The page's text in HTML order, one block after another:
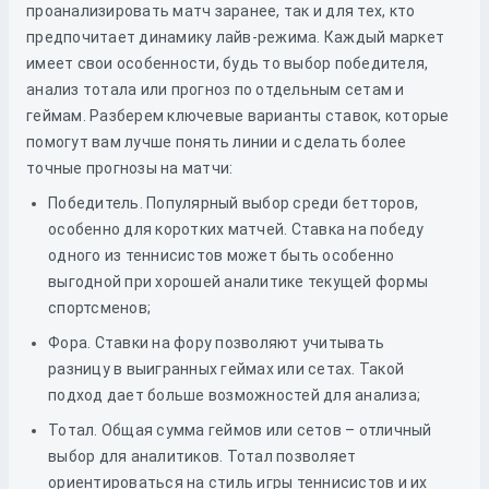
проанализировать матч заранее, так и для тех, кто
предпочитает динамику лайв-режима. Каждый маркет
имеет свои особенности, будь то выбор победителя,
анализ тотала или прогноз по отдельным сетам и
геймам. Разберем ключевые варианты ставок, которые
помогут вам лучше понять линии и сделать более
точные прогнозы на матчи:
Победитель. Популярный выбор среди бетторов,
особенно для коротких матчей. Ставка на победу
одного из теннисистов может быть особенно
выгодной при хорошей аналитике текущей формы
спортсменов;
Фора. Ставки на фору позволяют учитывать
разницу в выигранных геймах или сетах. Такой
подход дает больше возможностей для анализа;
Тотал. Общая сумма геймов или сетов – отличный
выбор для аналитиков. Тотал позволяет
ориентироваться на стиль игры теннисистов и их